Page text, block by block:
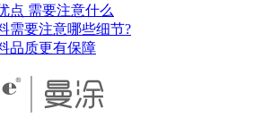
点 需要注意什么
需要注意哪些细节?
品质更有保障